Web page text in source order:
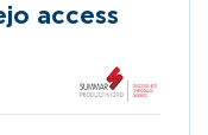
access